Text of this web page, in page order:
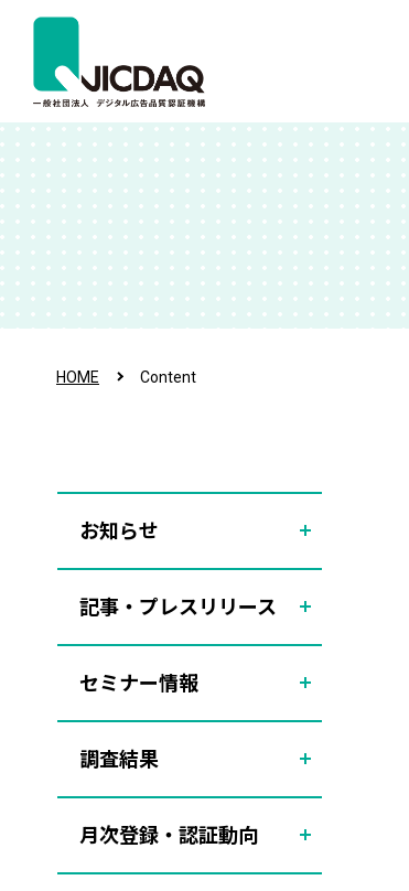
HOME Content
お知らせ
記事・プレスリリース
セミナー情報
調査結果
月次登録・認証動向